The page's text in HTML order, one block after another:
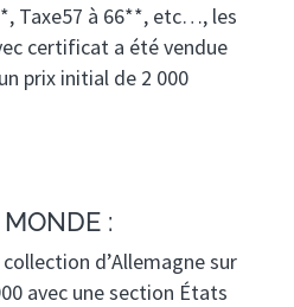
Taxe57 à 66**, etc…, les
certificat a été vendue
prix initial de 2 000
:
d’Allemagne sur
avec une section États